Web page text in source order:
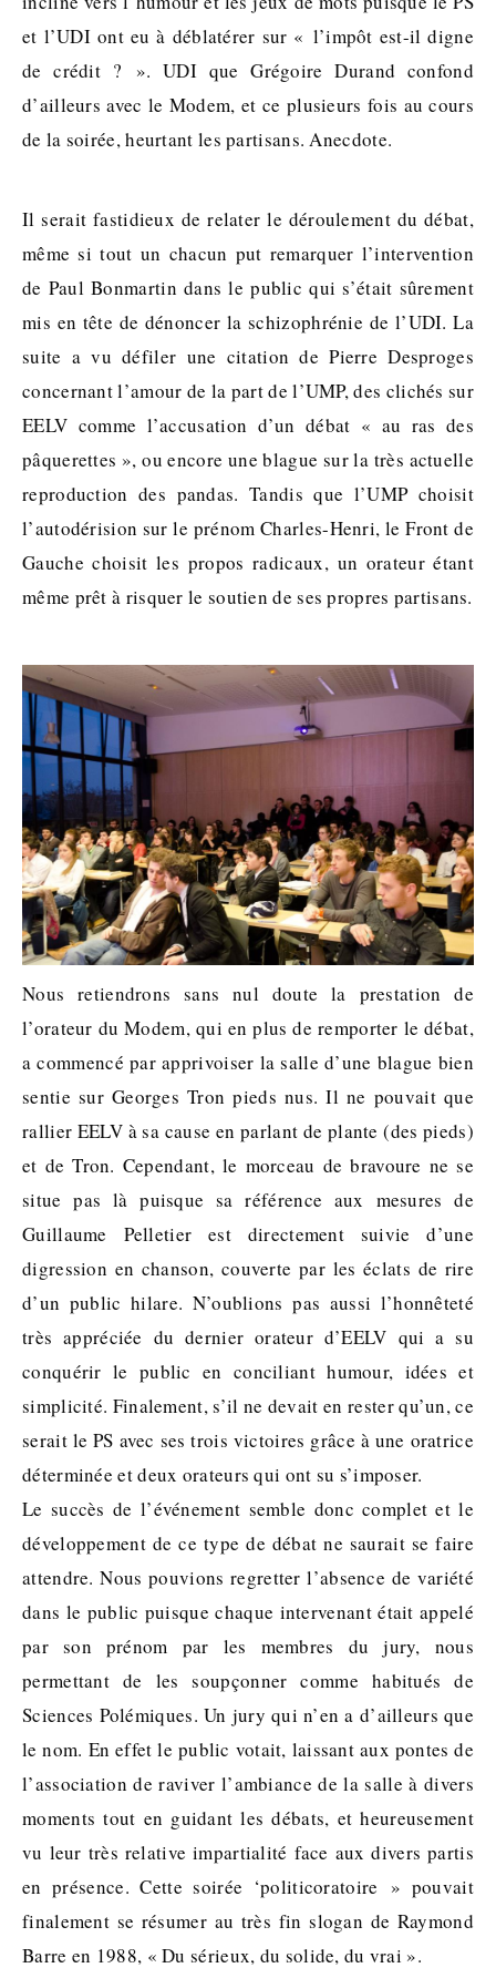
et l’UDI ont eu à déblatérer sur « l’impôt est-il digne
de crédit ? ». UDI que Grégoire Durand confond
d’ailleurs avec le Modem, et ce plusieurs fois au cours
de la soirée, heurtant les partisans. Anecdote.
Il serait fastidieux de relater le déroulement du débat,
même si tout un chacun put remarquer l’intervention
de Paul Bonmartin dans le public qui s’était sûrement
mis en tête de dénoncer la schizophrénie de l’UDI. La
suite a vu défiler une citation de Pierre Desproges
concernant l’amour de la part de l’UMP, des clichés sur
EELV comme l’accusation d’un débat « au ras des
pâquerettes », ou encore une blague sur la très actuelle
reproduction des pandas. Tandis que l’UMP choisit
l’autodérision sur le prénom Charles-Henri, le Front de
Gauche choisit les propos radicaux, un orateur étant
même prêt à risquer le soutien de ses propres partisans.
Nous retiendrons sans nul doute la prestation de
l’orateur du Modem, qui en plus de remporter le débat,
a commencé par apprivoiser la salle d’une blague bien
sentie sur Georges Tron pieds nus. Il ne pouvait que
rallier EELV à sa cause en parlant de plante (des pieds)
et de Tron. Cependant, le morceau de bravoure ne se
situe pas là puisque sa référence aux mesures de
Guillaume Pelletier est directement suivie d’une
digression en chanson, couverte par les éclats de rire
d’un public hilare. N’oublions pas aussi l’honnêteté
très appréciée du dernier orateur d’EELV qui a su
conquérir le public en conciliant humour, idées et
simplicité. Finalement, s’il ne devait en rester qu’un, ce
serait le PS avec ses trois victoires grâce à une oratrice
déterminée et deux orateurs qui ont su s’imposer.
Le succès de l’événement semble donc complet et le
développement de ce type de débat ne saurait se faire
attendre. Nous pouvions regretter l’absence de variété
dans le public puisque chaque intervenant était appelé
par son prénom par les membres du jury, nous
permettant de les soupçonner comme habitués de
Sciences Polémiques. Un jury qui n’en a d’ailleurs que
le nom. En effet le public votait, laissant aux pontes de
l’association de raviver l’ambiance de la salle à divers
moments tout en guidant les débats, et heureusement
vu leur très relative impartialité face aux divers partis
en présence. Cette soirée ‘politicoratoire » pouvait
finalement se résumer au très fin slogan de Raymond
Barre en 1988, « Du sérieux, du solide, du vrai ».